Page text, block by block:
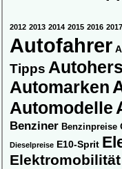
2012 2013 2014 2015 2016 2017
Autofahrer
Tipps
Automarken
Automodelle
Benziner Benzinpreise
Dieselpreise E10-Sprit
Elektromobilität